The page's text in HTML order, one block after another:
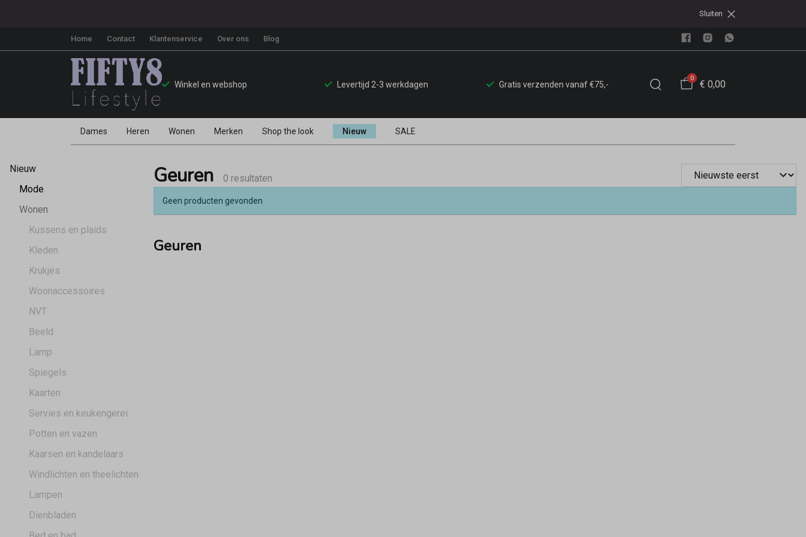
Sluiten
Home Contact Klantenservice Over ons Blog
Winkel en webshop Levertijd 2-3 werkdagen Gratis verzenden vanaf €75,-
0
€ 0,00
Dames Heren Wonen Merken Shop the look Nieuw SALE
Geuren
Fifty8
Nieuw
Mode
Wonen
Kussens en plaids
Kleden
Krukjes
Woonaccessoires
NVT
Beeld
Lamp
Spiegels
Kaarten
Servies en keukengerei
Potten en vazen
Kaarsen en kandelaars
Windlichten en theelichten
Lampen
Dienbladen
Geuren 0 resultaten
Geen producten gevonden
Geuren